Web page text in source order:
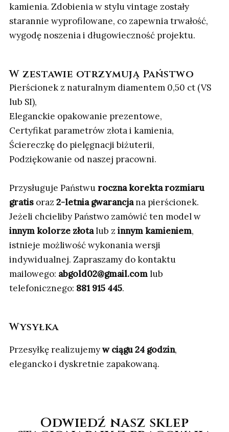
kamienia. Zdobienia w stylu vintage zostały
starannie wyprofilowane, co zapewnia trwałość,
wygodę noszenia i długowieczność projektu.
W zestawie otrzymują Państwo
Pierścionek z naturalnym diamentem 0,50 ct (VS
lub SI),
Eleganckie opakowanie prezentowe,
Certyfikat parametrów złota i kamienia,
Ściereczkę do pielęgnacji biżuterii,
Podziękowanie od naszej pracowni.
Przysługuje Państwuroczna korekta rozmiaru
gratis oraz 2-letnia gwarancjana pierścionek.
Jeżeli chcieliby Państwo zamówić ten model w
innym kolorze złotalub z innym kamieniem,
istnieje możliwość wykonania wersji
indywidualnej. Zapraszamy do kontaktu
mailowego: abgold02@gmail.comlub
telefonicznego: 881 915 445.
Wysyłka
Przesyłkę realizujemyw ciągu 24 godzin,
elegancko i dyskretnie zapakowaną.
Odwiedź nasz sklep